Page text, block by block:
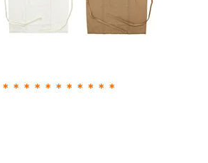
＊＊＊＊＊＊＊＊＊＊